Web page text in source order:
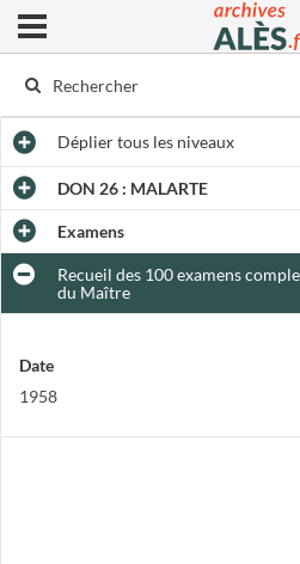
Archives
Ouvrir le menu déroulant
Dépliertous les niveaux
DON 26 : MALARTE
Examens
Recueil des 100 examens
du Maître
Date
1958